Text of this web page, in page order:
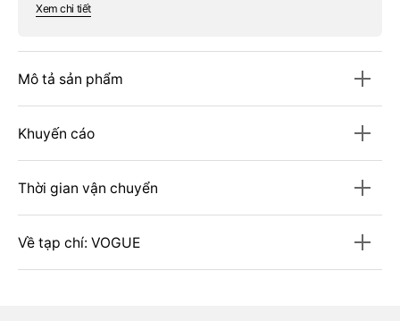
Wintour
Streep
Streep
Xem chi tiết
Mô tả sản phẩm
Khuyến cáo
Thời gian vận chuyển
Về tạp chí: VOGUE